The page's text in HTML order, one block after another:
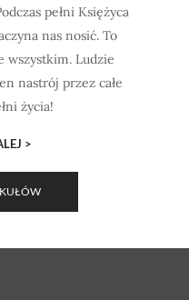
pełni Księżyca
nas nosić. To
wszystkim. Ludzie
nastrój przez całe
życia!
>